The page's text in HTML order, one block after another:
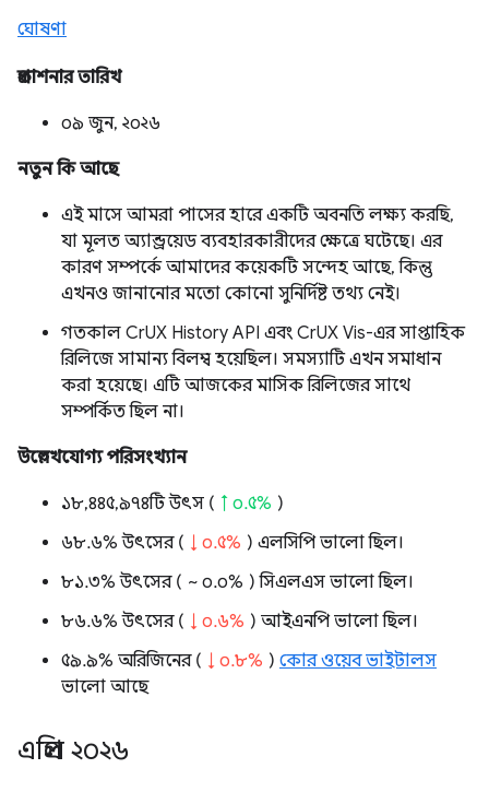
ঘোষণা
প্রকাশনার তারিখ
০৯ জুন, ২০২৬
নতুন কি আছে
এই মাসে আমরা পাসের হারে একটি অবনতি লক্ষ্য করছি,
যা মূলত অ্যান্ড্রয়েড ব্যবহারকারীদের ক্ষেত্রে ঘটেছে। এর
কারণ সম্পর্কে আমাদের কয়েকটি সন্দেহ আছে, কিন্তু
এখনও জানানোর মতো কোনো সুনির্দিষ্ট তথ্য নেই।
গতকাল CrUX History API এবং CrUX Vis-এর সাপ্তাহিক
রিলিজে সামান্য বিলম্ব হয়েছিল। সমস্যাটি এখন সমাধান
করা হয়েছে। এটি আজকের মাসিক রিলিজের সাথে
সম্পর্কিত ছিল না।
উল্লেখযোগ্য পরিসংখ্যান
১৮,৪৪৫,৯৭৪টি উৎস ( ↑ ০.৫% )
৬৮.৬% উৎসের ( ↓ ০.৫% ) এলসিপি ভালো ছিল।
৮১.৩% উৎসের ( ~ ০.০% ) সিএলএস ভালো ছিল।
৮৬.৬% উৎসের ( ↓ ০.৬% ) আইএনপি ভালো ছিল।
৫৯.৯% অরিজিনের ( ↓ ০.৮% ) কোর ওয়েব ভাইটালস
ভালো আছে
এপ্রিল ২০২৬